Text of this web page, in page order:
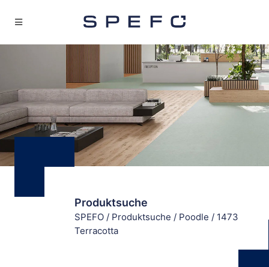
Produktsuche
SPEFO / Produktsuche / Poodle / 1473
Terracotta